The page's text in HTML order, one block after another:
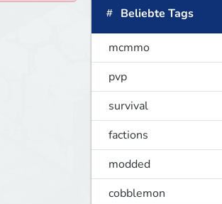
Beliebte Tags
mcmmo
pvp
survival
factions
modded
cobblemon